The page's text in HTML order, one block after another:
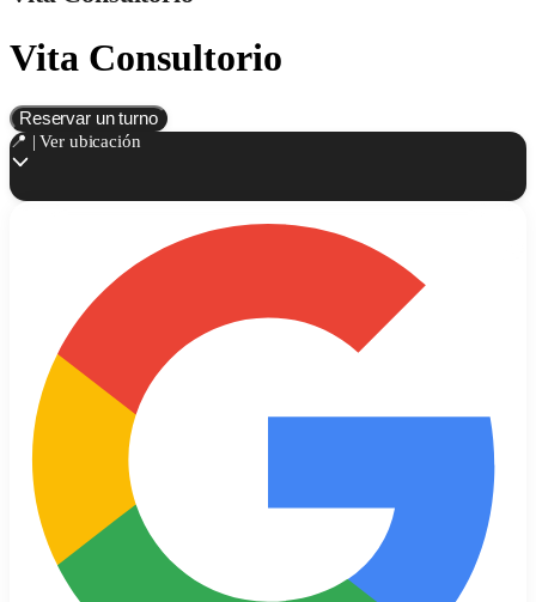
Vita Consultorio
Reservar un turno
📍 | Ver ubicación